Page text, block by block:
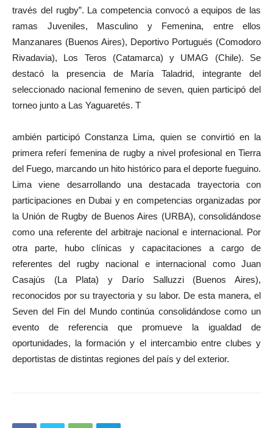
través del rugby”. La competencia convocó a equipos de las
ramas Juveniles, Masculino y Femenina, entre ellos
Manzanares (Buenos Aires), Deportivo Portugués (Comodoro
Rivadavia), Los Teros (Catamarca) y UMAG (Chile). Se
destacó la presencia de María Taladrid, integrante del
seleccionado nacional femenino de seven, quien participó del
torneo junto a Las Yaguaretés. T
ambién participó Constanza Lima, quien se convirtió en la
primera referí femenina de rugby a nivel profesional en Tierra
del Fuego, marcando un hito histórico para el deporte fueguino.
Lima viene desarrollando una destacada trayectoria con
participaciones en Dubai y en competencias organizadas por
la Unión de Rugby de Buenos Aires (URBA), consolidándose
como una referente del arbitraje nacional e internacional. Por
otra parte, hubo clínicas y capacitaciones a cargo de
referentes del rugby nacional e internacional como Juan
Casajús (La Plata) y Darío Salluzzi (Buenos Aires),
reconocidos por su trayectoria y su labor. De esta manera, el
Seven del Fin del Mundo continúa consolidándose como un
evento de referencia que promueve la igualdad de
oportunidades, la formación y el intercambio entre clubes y
deportistas de distintas regiones del país y del exterior.